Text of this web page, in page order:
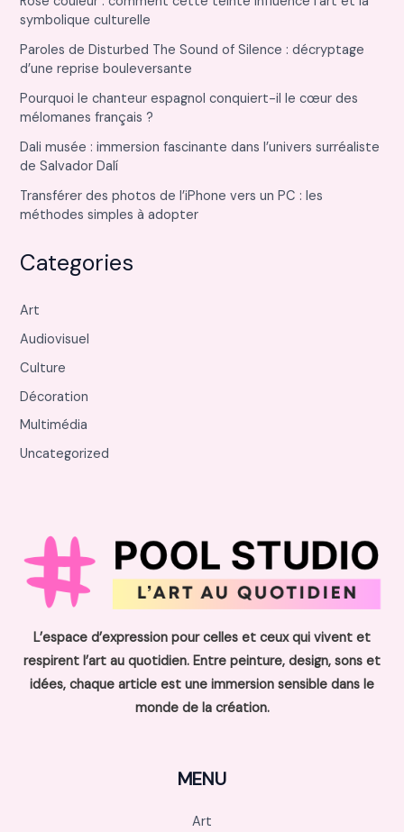
symbolique culturelle
Paroles de Disturbed The Sound of Silence : décryptage
d’une reprise bouleversante
Pourquoi le chanteur espagnol conquiert-il le cœur des
mélomanes français ?
Dali musée : immersion fascinante dans l’univers surréaliste
de Salvador Dalí
Transférer des photos de l’iPhone vers un PC : les
méthodes simples à adopter
Categories
Art
Audiovisuel
Culture
Décoration
Multimédia
Uncategorized
L’espace d’expression pour celles et ceux qui vivent et
respirent l’art au quotidien. Entre peinture, design, sons et
idées, chaque article est une immersion sensible dans le
monde de la création.
MENU
Art